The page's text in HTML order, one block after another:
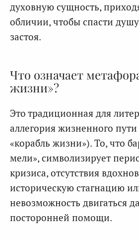
духовную сущность,
обличии, чтобы спасти
застоя.
Что означает
жизни»?
Это традиционная для
аллегория жизненного пути
«корабль жизни»). То, что
мели», символизирует
кризиса, отсутствия
историческую стагнацию
невозможность двигаться
посторонней помощи.